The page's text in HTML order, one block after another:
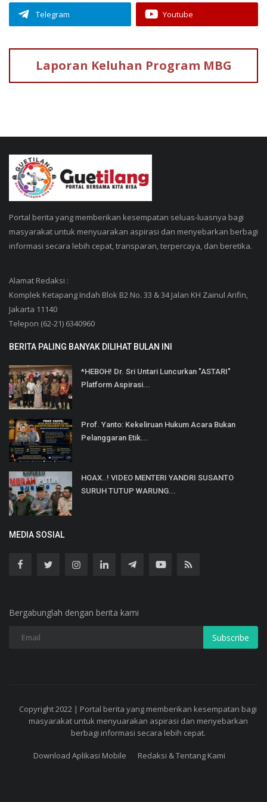
Telegram Youtube
Laporan Keluhan Program MBG
Portal berita yang memberikan kesempatan seluas-luasnya bagi
masyarakat untuk menyuarakan aspirasi dan menyebarkan berbagi
informasi secara lebih cepat, transparan, terpercaya, dan beretika.
Alamat Redaksi :
Komplek Ketapang Indah Blok B2 No. 33 & 34 Jalan KH Zainul Arifin,
Jakarta 11140
Telepon (62-21) 6340960
BERITA PALING BANYAK DILIHAT BULAN INI
*HEBOH! Dr. Sri Untari Luncurkan "ASTARI"
Platform Aspirasi...
Prof. Yanto: Kekeliruan Hukum Acara Bukan
Pelanggaran Etik...
HOAX..! VIDEO MENTERI YANDRI SUSANTO
SURUH TUTUP WARUNG...
MEDIA SOSIAL
Bergabunglah dengan berita kami
Subscribe
Copyright 2022 | Portal berita yang memberikan kesempatan bagi
masyarakat untuk menyuarakan aspirasi dan menyebarkan
berbagi informasi secara lebih cepat.
Download Aplikasi Mobile Redaksi & Tentang Kami